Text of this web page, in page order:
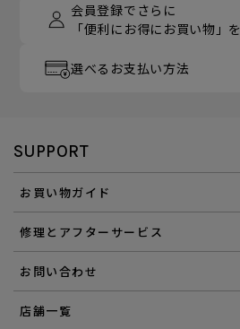
会員登録でさらに
「便利にお得にお買い物」を
選べるお支払い方法
SUPPORT
お買い物ガイド
修理とアフターサービス
お問い合わせ
店舗一覧